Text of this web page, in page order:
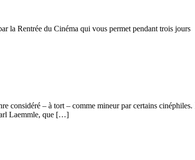
la Rentrée du Cinéma qui vous permet pendant trois jours
considéré – à tort – comme mineur par certains
Laemmle, que […]